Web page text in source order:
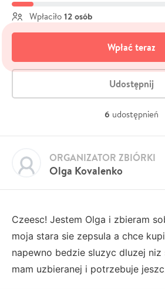
Wpłaciło 12 osób
Wpłać teraz
Udostępnij
6 udostępnień
Olga Kovalenko
ORGANIZATOR ZBIÓRKI
Czeesc! Jestem Olga i zbieram
moja stara sie zepsula a chce
napewno bedzie sluzyc dluzej
mam uzbieranej i potrzebuje